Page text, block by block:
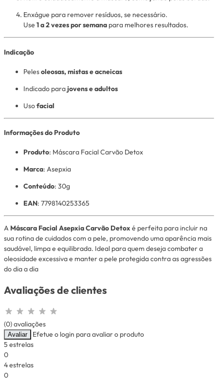
Enxágue para remover resíduos, se necessário.
Use 1 a 2 vezes por semana para melhores resultados.
Indicação
Pelesoleosas, mistas e acneicas
Indicado para jovens e adultos
Usofacial
Informações do Produto
Produto: Máscara Facial Carvão Detox
Marca: Asepxia
Conteúdo: 30g
EAN: 7798140253365
A Máscara Facial Asepxia Carvão Detoxé perfeita para incluir na
sua rotina de cuidados com a pele, promovendo uma aparência mais
saudável, limpa e equilibrada. Ideal para quem deseja combater a
oleosidade excessiva e manter a pele protegida contra as agressões
do dia a dia
Avaliações de clientes
(0) avaliações
Avaliar
Efetue o login para avaliar o produto
5 estrelas
0
4 estrelas
0